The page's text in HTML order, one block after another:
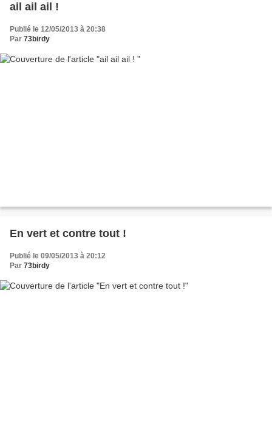
ail ail ail !
Publié le 12/05/2013 à 20:38
Par 73birdy
En vert et contre tout !
Publié le 09/05/2013 à 20:12
Par 73birdy